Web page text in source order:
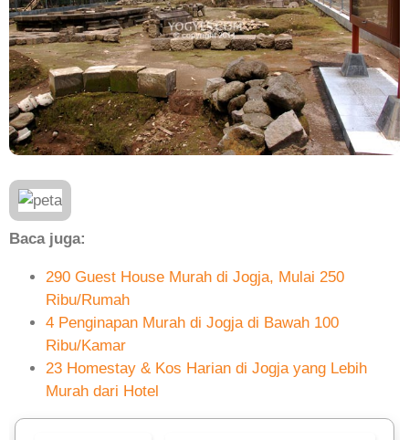
Baca juga:
290 Guest House Murah di Jogja, Mulai 250
Ribu/Rumah
4 Penginapan Murah di Jogja di Bawah 100
Ribu/Kamar
23 Homestay & Kos Harian di Jogja yang Lebih
Murah dari Hotel